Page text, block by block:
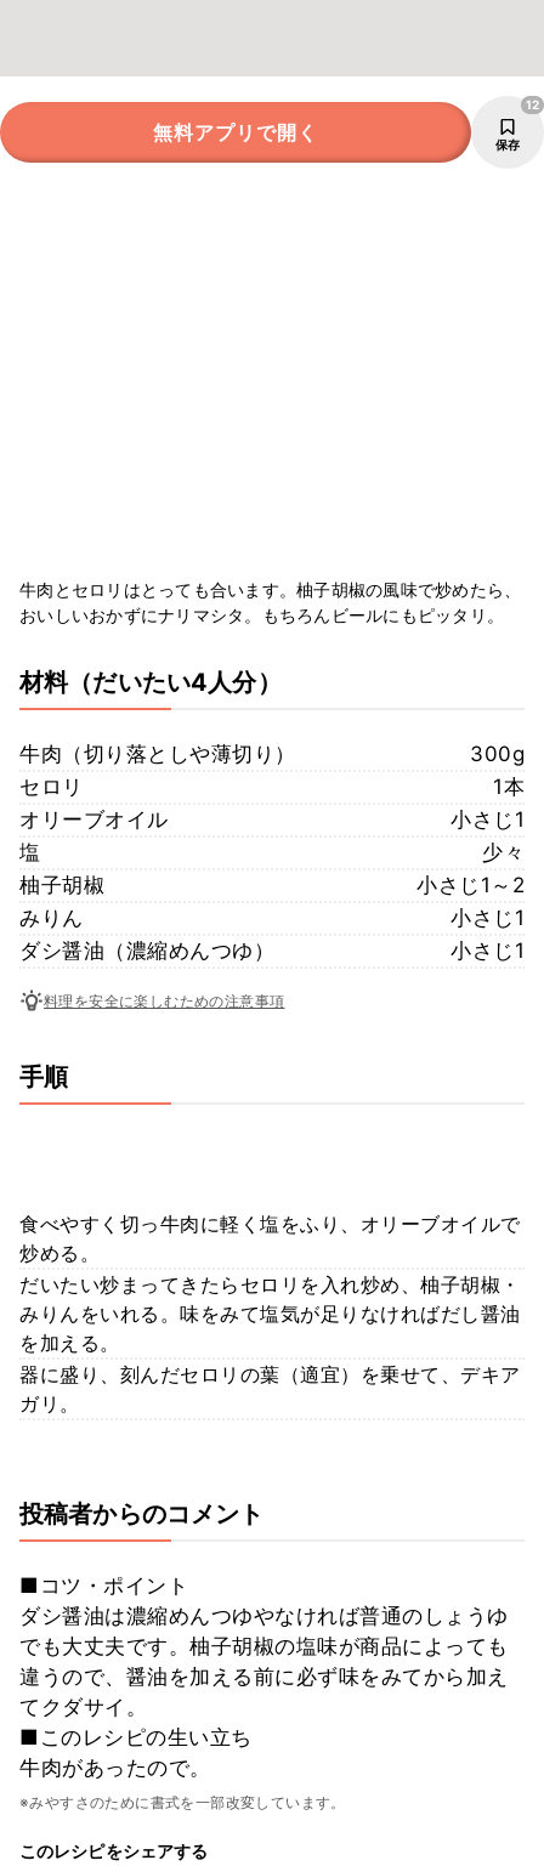
無料アプリで開く 保存
12
牛肉とセロリはとっても合います。柚子胡椒の風味で炒めたら、
おいしいおかずにナリマシタ。もちろんビールにもピッタリ。
材料（だいたい4人分）
牛肉（切り落としや薄切り）
300g
セロリ
1本
オリーブオイル
小さじ1
塩
少々
柚子胡椒
小さじ1～2
みりん
小さじ1
ダシ醤油（濃縮めんつゆ）
小さじ1
料理を安全に楽しむための注意事項
手順
食べやすく切っ牛肉に軽く塩をふり、オリーブオイルで
炒める。
だいたい炒まってきたらセロリを入れ炒め、柚子胡椒・
みりんをいれる。味をみて塩気が足りなければだし醤油
を加える。
器に盛り、刻んだセロリの葉（適宜）を乗せて、デキア
ガリ。
投稿者からのコメント
■コツ・ポイント
ダシ醤油は濃縮めんつゆやなければ普通のしょうゆ
でも大丈夫です。柚子胡椒の塩味が商品によっても
違うので、醤油を加える前に必ず味をみてから加え
てクダサイ。
■このレシピの生い立ち
牛肉があったので。
※みやすさのために書式を一部改変しています。
このレシピをシェアする